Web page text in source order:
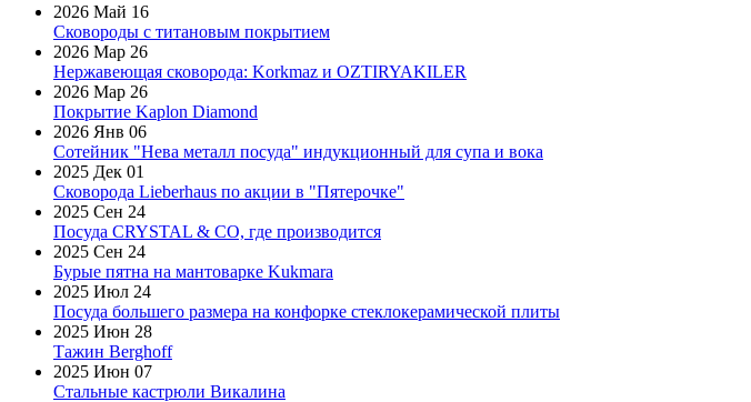
2026 Май 16
Сковороды с титановым покрытием
2026 Мар 26
Нержавеющая сковорода: Korkmaz и OZTIRYAKILER
2026 Мар 26
Покрытие Kaplon Diamond
2026 Янв 06
Сотейник "Нева металл посуда" индукционный для супа и вока
2025 Дек 01
Сковорода Lieberhaus по акции в "Пятерочке"
2025 Сен 24
Посуда CRYSTAL & CO, где производится
2025 Сен 24
Бурые пятна на мантоварке Kukmara
2025 Июл 24
Посуда большего размера на конфорке стеклокерамической плиты
2025 Июн 28
Тажин Berghoff
2025 Июн 07
Стальные кастрюли Викалина